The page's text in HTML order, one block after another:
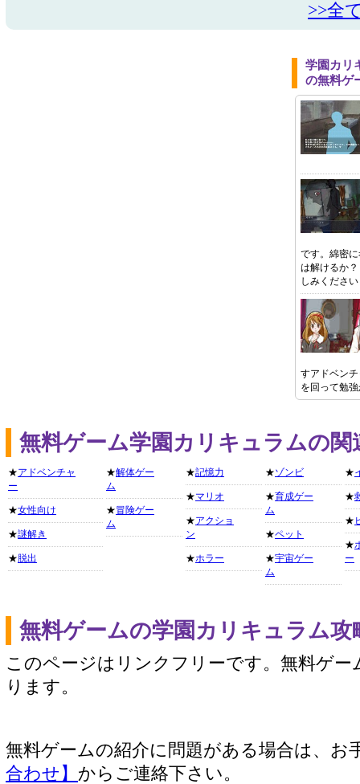
>>全
学園カリ
の無料ゲ
です。綿密
は解けるか
しみください
すアドベン
を回って勉
無料ゲーム学園カリキュラムの
★アドベンチャ
ー
★女性向け
★謎解き
★ 脱出
★解体ゲー
ム
★冒険ゲー
ム
★記憶力
★マリオ
★アクショ
ン
★ホラー
★ゾンビ
★育成ゲー
ム
★ペット
★宇宙ゲー
ム
★
★
★
★
ー
無料ゲームの学園カリキュラム
このページはリンクフリーです。無料ゲー
ります。
無料ゲームの紹介に問題がある場合は、お
合わせ】 からご連絡下さい。